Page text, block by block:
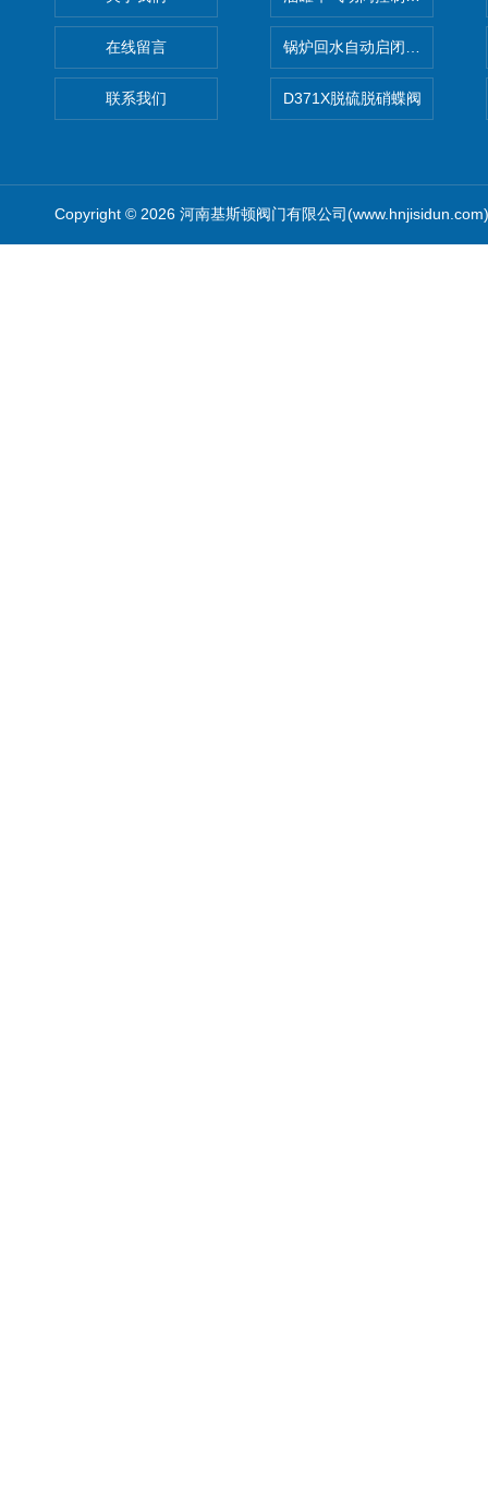
在线留言
联系我们
锅炉回水自动启闭阀KTH41X
D371X脱硫脱硝蝶阀
Copyright © 2026 河南基斯顿阀门有限公司